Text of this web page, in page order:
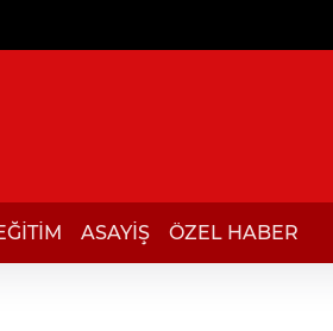
ASAYİŞ ÖZEL HABER